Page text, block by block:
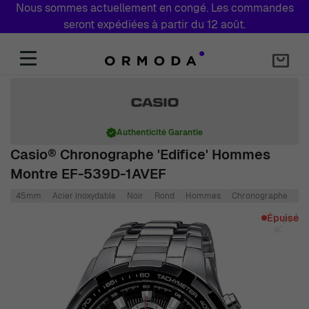
Nous sommes actuellement en congé. Les commandes
seront expédiées à partir du 12 août.
Casio® Chronographe 'Edifice' Hommes
Montre EF-539D-1AVEF
Authenticité Garantie
45mm Acier inoxydable Noir Rond Hommes Chronographe
Épuisé